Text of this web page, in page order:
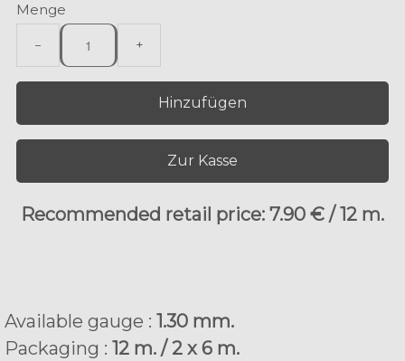
Menge
− +
Hinzufügen
Zur Kasse
Recommended retail price: 7.90 € / 12 m.
Available gauge : 1.30 mm.
Packaging : 12 m. / 2 x 6 m.